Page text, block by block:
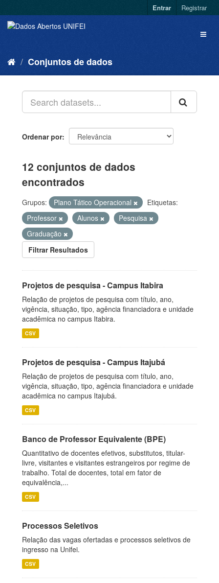
Entrar Registrar
Conjuntos de dados
Ordenar por
12 conjuntos de dados
encontrados
Grupos: Plano Tático Operacional
Etiquetas:
Professor
Alunos
Pesquisa
Graduação
Filtrar Resultados
Projetos de pesquisa - Campus Itabira
Relação de projetos de pesquisa com título, ano,
vigência, situação, tipo, agência financiadora e unidade
acadêmica no campus Itabira.
CSV
Projetos de pesquisa - Campus Itajubá
Relação de projetos de pesquisa com título, ano,
vigência, situação, tipo, agência financiadora e unidade
acadêmica no campus Itajubá.
CSV
Banco de Professor Equivalente (BPE)
Quantitativo de docentes efetivos, substitutos, titular-
livre, visitantes e visitantes estrangeiros por regime de
trabalho. Total de docentes, total em fator de
equivalência,...
CSV
Processos Seletivos
Relação das vagas ofertadas e processos seletivos de
ingresso na Unifei.
CSV